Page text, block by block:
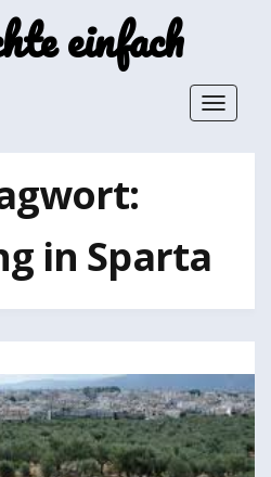
einfach
Toggle
in Sparta